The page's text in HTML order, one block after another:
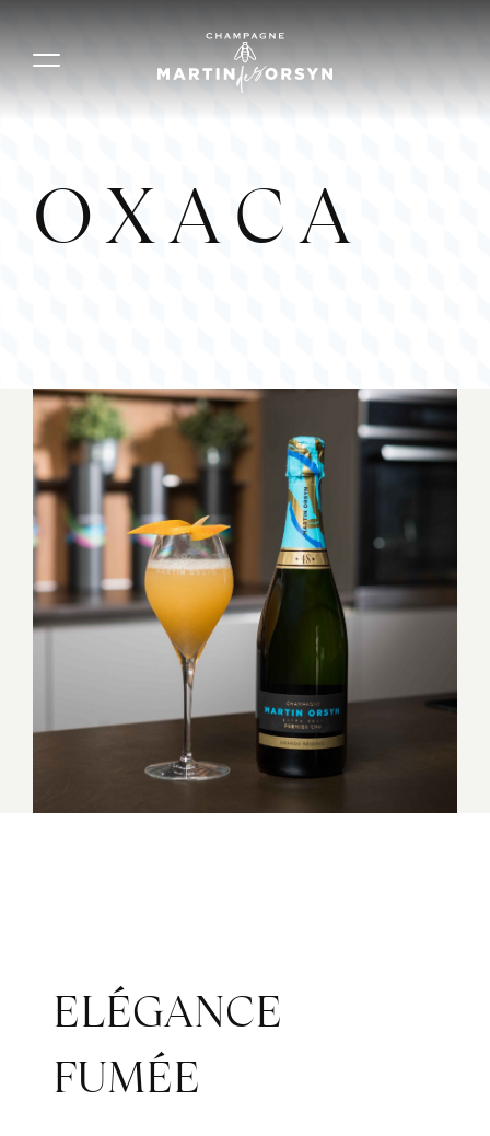
OXACA
ELÉGANCE
FUMÉE